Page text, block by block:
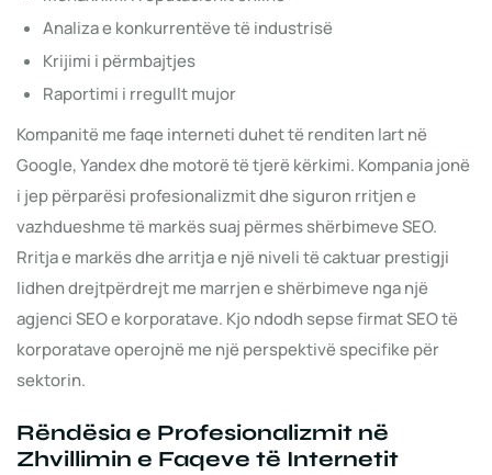
Analiza e konkurrentëve të industrisë
Krijimi i përmbajtjes
Raportimi i rregullt mujor
Kompanitë me faqe interneti duhet të renditen lart në
Google, Yandex dhe motorë të tjerë kërkimi. Kompania jonë
i jep përparësi profesionalizmit dhe siguron rritjen e
vazhdueshme të markës suaj përmes shërbimeve SEO.
Rritja e markës dhe arritja e një niveli të caktuar prestigji
lidhen drejtpërdrejt me marrjen e shërbimeve nga një
agjenci SEO e korporatave. Kjo ndodh sepse firmat SEO të
korporatave operojnë me një perspektivë specifike për
sektorin.
Rëndësia e Profesionalizmit në
Zhvillimin e Faqeve të Internetit